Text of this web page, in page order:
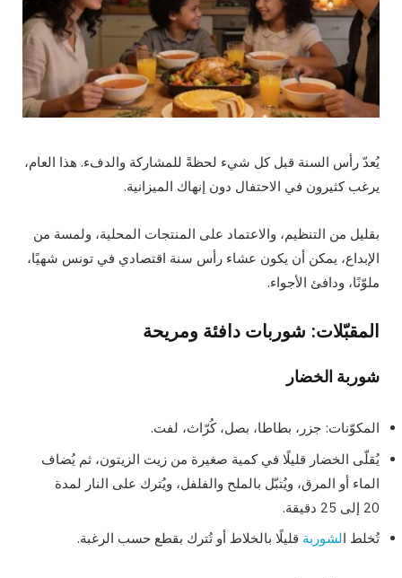
يُعدّ رأس السنة قبل كل شيء لحظةً للمشاركة والدفء. هذا العام،
يرغب كثيرون في الاحتفال دون إنهاك الميزانية.
بقليل من التنظيم، والاعتماد على المنتجات المحلية، ولمسة من
الإبداع، يمكن أن يكون عشاء رأس سنة اقتصادي في تونس شهيًا،
ملوّنًا، ودافئ الأجواء.
المقبّلات: شوربات دافئة ومريحة
شوربة الخضار
المكوّنات: جزر، بطاطا، بصل، كُرّاث، لفت.
يُقلّى الخضار قليلًا في كمية صغيرة من زيت الزيتون، ثم يُضاف
الماء أو المرق، ويُتبّل بالملح والفلفل، ويُترك على النار لمدة
20 إلى 25 دقيقة.
تُخلط الشوربة قليلًا بالخلاط أو تُترك بقطع حسب الرغبة.